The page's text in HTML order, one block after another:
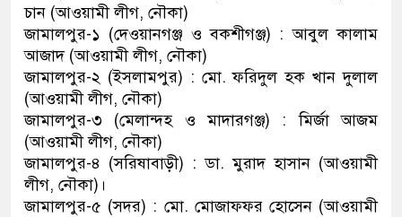
চান (আওয়ামী লীগ, নৌকা)
জামালপুর-১ (দেওয়ানগঞ্জ ও বকশীগঞ্জ) : আবুল কালাম
আজাদ (আওয়ামী লীগ, নৌকা)
জামালপুর-২ (ইসলামপুর) : মো. ফরিদুল হক খান দুলাল
(আওয়ামী লীগ, নৌকা)
জামালপুর-৩ (মেলান্দহ ও মাদারগঞ্জ) : মির্জা আজম
(আওয়ামী লীগ, নৌকা)
জামালপুর-৪ (সরিষাবাড়ী) : ডা. মুরাদ হাসান (আওয়ামী
লীগ, নৌকা)।
জামালপুর-৫ (সদর) : মো. মোজাফফর হোসেন (আওয়ামী